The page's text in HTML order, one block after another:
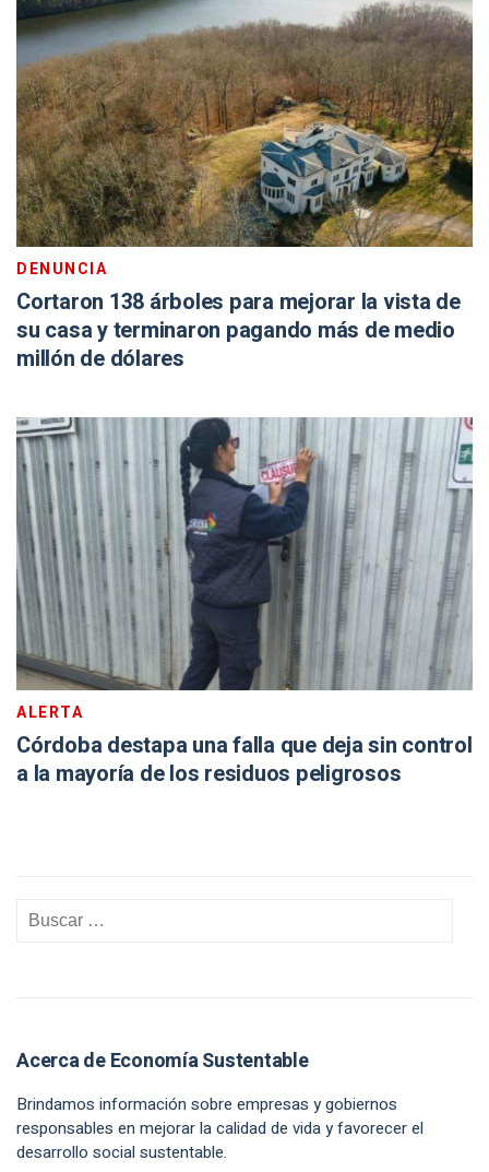
DENUNCIA
Cortaron 138 árboles para mejorar la vista de
su casa y terminaron pagando más de medio
millón de dólares
ALERTA
Córdoba destapa una falla que deja sin control
a la mayoría de los residuos peligrosos
Acerca de Economía Sustentable
Brindamos información sobre empresas y gobiernos
responsables en mejorar la calidad de vida y favorecer el
desarrollo social sustentable.